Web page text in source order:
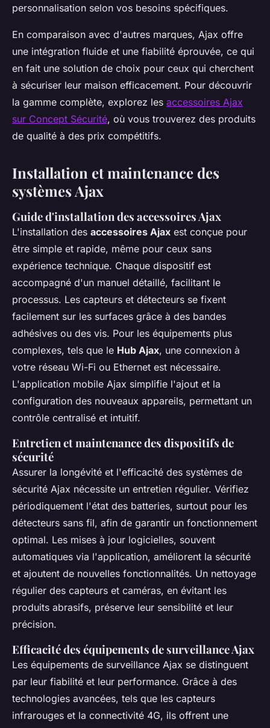
personnalisation selon vos besoins spécifiques.
En comparaison avec d'autres marques, Ajax offre
une intégration fluide et une fiabilité éprouvée, ce qui
en fait une solution de choix pour ceux qui cherchent
à sécuriser leur maison efficacement. Pour découvrir
la gamme complète, explorez les accessoires Ajax
sur Concept Sécurité, où vous trouverez des produits
de qualité à des prix compétitifs.
Installation et maintenance des
systèmes Ajax
Guide d'installation des accessoires Ajax
L'installation des accessoires Ajax est conçue pour
être simple et rapide, même pour ceux sans
expérience technique. Chaque dispositif est
accompagné d'un manuel détaillé, facilitant le
processus. Les capteurs et détecteurs se fixent
facilement sur les surfaces grâce à des bandes
adhésives ou des vis. Pour les équipements plus
complexes, tels que le Hub Ajax, une connexion à
votre réseau Wi-Fi ou Ethernet est nécessaire.
L'application mobile Ajax simplifie l'ajout et la
configuration des nouveaux appareils, permettant un
contrôle centralisé et intuitif.
Entretien et maintenance des dispositifs de
sécurité
Assurer la longévité et l'efficacité des systèmes de
sécurité Ajax nécessite un entretien régulier. Vérifiez
périodiquement l'état des batteries, surtout pour les
détecteurs sans fil, afin de garantir un fonctionnement
optimal. Les mises à jour logicielles, souvent
automatiques via l'application, améliorent la sécurité
et ajoutent de nouvelles fonctionnalités. Un nettoyage
régulier des capteurs et caméras, en évitant les
produits abrasifs, préserve leur sensibilité et leur
précision.
Efficacité des équipements de surveillance Ajax
Les équipements de surveillance Ajax se distinguent
par leur fiabilité et leur performance. Grâce à des
technologies avancées, tels que les capteurs
infrarouges et la connectivité 4G, ils offrent une